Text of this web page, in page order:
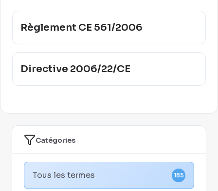
Catégories
Tous les termes 185
Règlement CE 561/2006
Directive 2006/22/CE